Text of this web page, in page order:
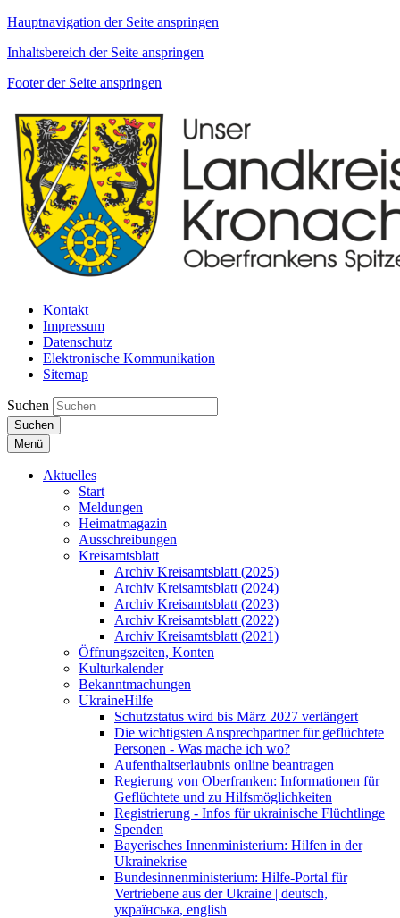
Hauptnavigation der Seite anspringen
Inhaltsbereich der Seite anspringen
Footer der Seite anspringen
Kontakt
Impressum
Datenschutz
Elektronische Kommunikation
Sitemap
Suchen
Suchen
Menü
Aktuelles
Start
Meldungen
Heimatmagazin
Ausschreibungen
Kreisamtsblatt
Archiv Kreisamtsblatt (2025)
Archiv Kreisamtsblatt (2024)
Archiv Kreisamtsblatt (2023)
Archiv Kreisamtsblatt (2022)
Archiv Kreisamtsblatt (2021)
Öffnungszeiten, Konten
Kulturkalender
Bekanntmachungen
UkraineHilfe
Schutzstatus wird bis März 2027 verlängert
Die wichtigsten Ansprechpartner für geflüchtete
Personen - Was mache ich wo?
Aufenthaltserlaubnis online beantragen
Regierung von Oberfranken: Informationen für
Geflüchtete und zu Hilfsmöglichkeiten
Registrierung - Infos für ukrainische Flüchtlinge
Spenden
Bayerisches Innenministerium: Hilfen in der
Ukrainekrise
Bundesinnenministerium: Hilfe-Portal für
Vertriebene aus der Ukraine | deutsch,
українська, english